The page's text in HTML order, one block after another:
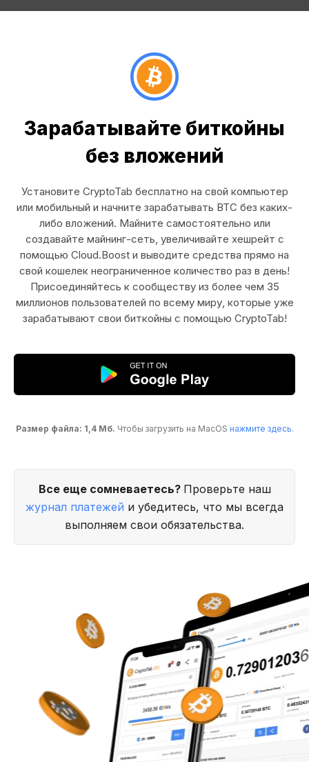
Зарабатывайте биткойны
без вложений
Установите CryptoTab бесплатно на свой компьютер
или мобильный и начните зарабатывать BTC без каких-
либо вложений. Майните самостоятельно или
создавайте майнинг-сеть, увеличивайте хешрейт с
помощью Cloud.Boost и выводите средства прямо на
свой кошелек неограниченное количество раз в день!
Присоединяйтесь к сообществу из более чем 35
миллионов пользователей по всему миру, которые уже
зарабатывают свои биткойны с помощью CryptoTab!
Размер файла: 1,4 Мб. Чтобы загрузить на MacOS нажмите здесь.
Все еще сомневаетесь? Проверьте наш
журнал платежей и убедитесь, что мы всегда
выполняем свои обязательства.